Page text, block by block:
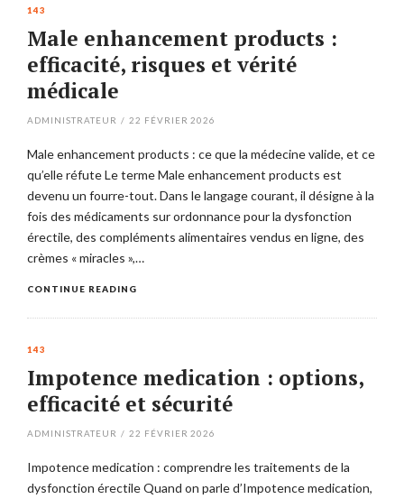
143
Male enhancement products :
efficacité, risques et vérité
médicale
ADMINISTRATEUR / 22 FÉVRIER 2026
Male enhancement products : ce que la médecine valide, et ce
qu’elle réfute Le terme Male enhancement products est
devenu un fourre-tout. Dans le langage courant, il désigne à la
fois des médicaments sur ordonnance pour la dysfonction
érectile, des compléments alimentaires vendus en ligne, des
crèmes « miracles »,…
CONTINUE READING
143
Impotence medication : options,
efficacité et sécurité
ADMINISTRATEUR / 22 FÉVRIER 2026
Impotence medication : comprendre les traitements de la
dysfonction érectile Quand on parle d’Impotence medication,